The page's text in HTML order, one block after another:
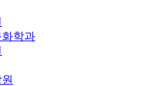
학과